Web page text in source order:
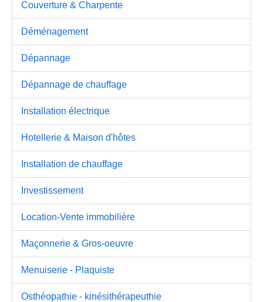
Couverture & Charpente
Déménagement
Dépannage
Dépannage de chauffage
Installation électrique
Hotellerie & Maison d'hôtes
Installation de chauffage
Investissement
Location-Vente immobilière
Maçonnerie & Gros-oeuvre
Menuiserie - Plaquiste
Osthéopathie - kinésithérapeuthie